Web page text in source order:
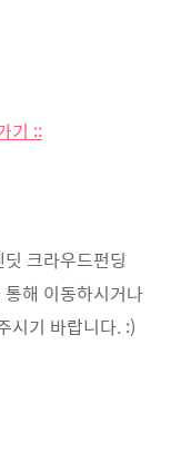
기 ::
크라우드펀딩
해 이동하시거나
시기 바랍니다. :)